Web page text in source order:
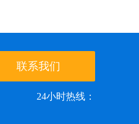
联系我们
24小时热线：